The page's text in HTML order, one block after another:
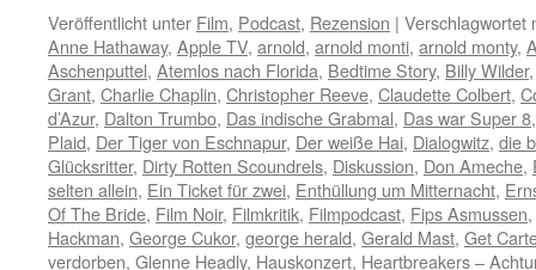
Veröffentlicht unter Film, Podcast, Rezension | Verschlagwortet
Anne Hathaway, Apple TV, arnold, arnold monti, arnold monty,
Aschenputtel, Atemlos nach Florida, Bedtime Story, Billy Wilder
Grant, Charlie Chaplin, Christopher Reeve, Claudette Colbert,
d’Azur, Dalton Trumbo, Das indische Grabmal, Das war Super 8
Plaid, Der Tiger von Eschnapur, Der weiße Hai, Dialogwitz, die
Glücksritter, Dirty Rotten Scoundrels, Diskussion, Don Ameche,
selten allein, Ein Ticket für zwei, Enthüllung um Mitternacht,
Of The Bride, Film Noir, Filmkritik, Filmpodcast, Fips Asmussen,
Hackman, George Cukor, george herald, Gerald Mast, Get
verdorben, Glenne Headly, Hauskonzert, Heartbreakers –